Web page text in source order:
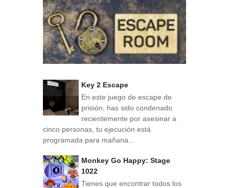
Key 2 Escape
En este juego de escape de
prisión, has sido condenado
recientemente por asesinar a
cinco personas, tu ejecución está
programada para mañana...
Monkey Go Happy: Stage
1022
Tienes que encontrar todos los